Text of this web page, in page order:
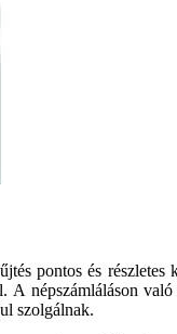
pontos és
A népszámláláson
szolgálnak.